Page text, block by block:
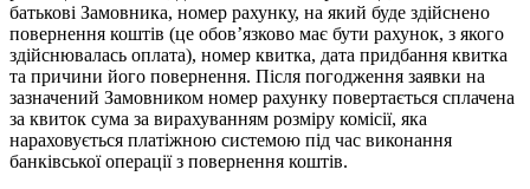
батькові Замовника, номер рахунку, на який буде здійснено
повернення коштів (це обов’язково має бути рахунок, з якого
здійснювалась оплата), номер квитка, дата придбання квитка
та причини його повернення. Після погодження заявки на
зазначений Замовником номер рахунку повертається сплачена
за квиток сума за вирахуванням розміру комісії, яка
нараховується платіжною системою під час виконання
банківської операції з повернення коштів.